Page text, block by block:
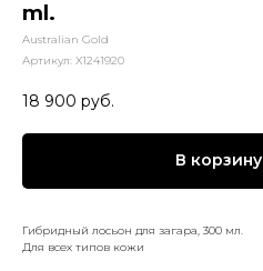
ml.
Australian Gold
Артикул: X1241920
18 900 руб.
В корзину
Гибридный лосьон для загара, 300 мл.
Для всех типов кожи